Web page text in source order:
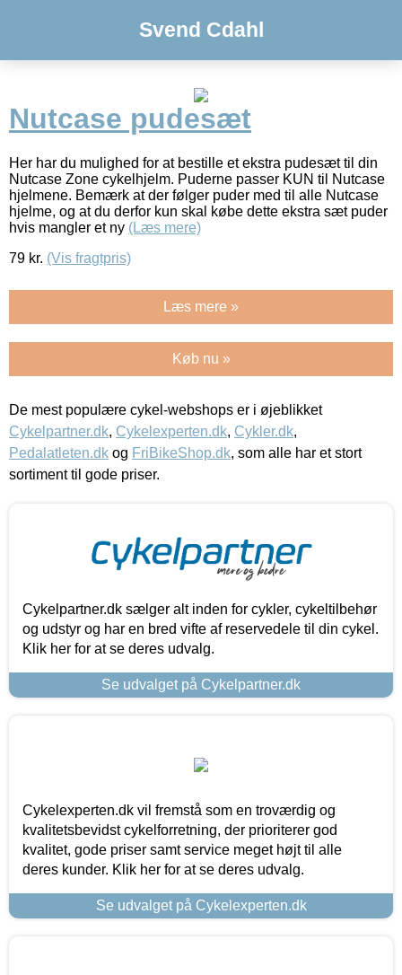
Svend Cdahl
Nutcase pudesæt
Her har du mulighed for at bestille et ekstra pudesæt til din
Nutcase Zone cykelhjelm. Puderne passer KUN til Nutcase
hjelmene. Bemærk at der følger puder med til alle Nutcase
hjelme, og at du derfor kun skal købe dette ekstra sæt puder
hvis mangler et ny (Læs mere)
79 kr. (Vis fragtpris)
Læs mere »
Køb nu »
De mest populære cykel-webshops er i øjeblikket
Cykelpartner.dk, Cykelexperten.dk, Cykler.dk,
Pedalatleten.dk og FriBikeShop.dk, som alle har et stort
sortiment til gode priser.
Cykelpartner.dk sælger alt inden for cykler, cykeltilbehør
og udstyr og har en bred vifte af reservedele til din cykel.
Klik her for at se deres udvalg.
Se udvalget på Cykelpartner.dk
Cykelexperten.dk vil fremstå som en troværdig og
kvalitetsbevidst cykelforretning, der prioriterer god
kvalitet, gode priser samt service meget højt til alle
deres kunder. Klik her for at se deres udvalg.
Se udvalget på Cykelexperten.dk